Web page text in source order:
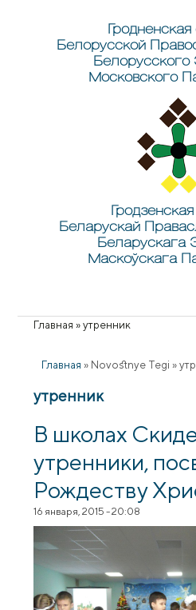
Белорусской
Белорусского
Московского
Беларускай
Беларускага
Маскоўскага
Вы здесь
Главная »утренник
Главная » Novostnye Tegi »
утренник
В школах
утренники,
Рождеству
16 января, 2015 - 20:08